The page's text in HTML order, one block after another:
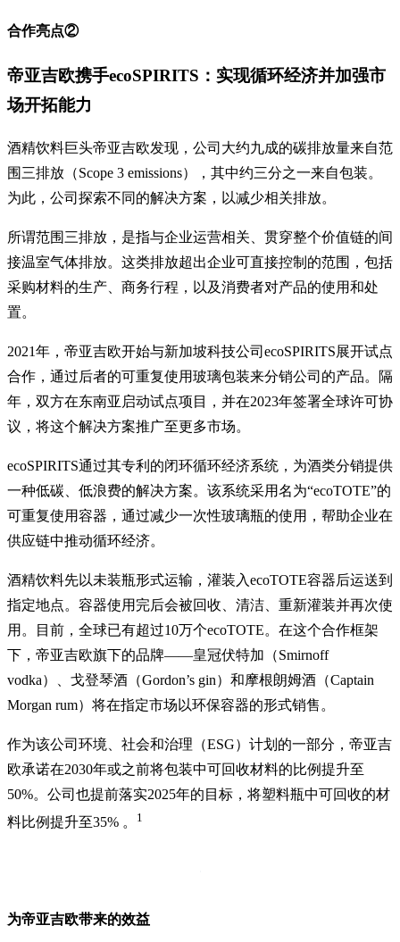
合作亮点②
帝亚吉欧携手ecoSPIRITS：实现循环经济并加强市
场开拓能力
酒精饮料巨头帝亚吉欧发现，公司大约九成的碳排放量来自范
围三排放（Scope 3 emissions），其中约三分之一来自包装。
为此，公司探索不同的解决方案，以减少相关排放。
所谓范围三排放，是指与企业运营相关、贯穿整个价值链的间
接温室气体排放。这类排放超出企业可直接控制的范围，包括
采购材料的生产、商务行程，以及消费者对产品的使用和处
置。
2021年，帝亚吉欧开始与新加坡科技公司ecoSPIRITS展开试点
合作，通过后者的可重复使用玻璃包装来分销公司的产品。隔
年，双方在东南亚启动试点项目，并在2023年签署全球许可协
议，将这个解决方案推广至更多市场。
ecoSPIRITS通过其专利的闭环循环经济系统，为酒类分销提供
一种低碳、低浪费的解决方案。该系统采用名为“ecoTOTE”的
可重复使用容器，通过减少一次性玻璃瓶的使用，帮助企业在
供应链中推动循环经济。
酒精饮料先以未装瓶形式运输，灌装入ecoTOTE容器后运送到
指定地点。容器使用完后会被回收、清洁、重新灌装并再次使
用。目前，全球已有超过10万个ecoTOTE。在这个合作框架
下，帝亚吉欧旗下的品牌——皇冠伏特加（Smirnoff
vodka）、戈登琴酒（Gordon’s gin）和摩根朗姆酒（Captain
Morgan rum）将在指定市场以环保容器的形式销售。
作为该公司环境、社会和治理（ESG）计划的一部分，帝亚吉
欧承诺在2030年或之前将包装中可回收材料的比例提升至
50%。公司也提前落实2025年的目标，将塑料瓶中可回收的材
料比例提升至35% 。
1
为帝亚吉欧带来的效益